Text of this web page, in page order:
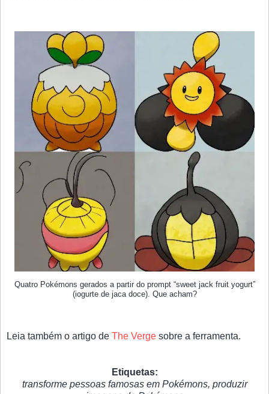
Quatro Pokémons gerados a partir do prompt “sweet jack fruit yogurt”
(iogurte de jaca doce). Que acham?
Leia também o artigo de The Verge sobre a ferramenta.
Etiquetas:
transforme pessoas famosas em Pokémons, produzir